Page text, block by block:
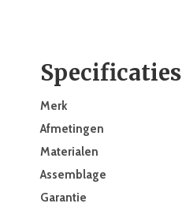
Specificaties
Merk
Afmetingen
Materialen
Assemblage
Garantie